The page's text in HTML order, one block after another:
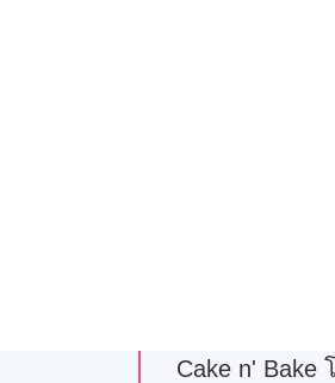
Cake n' Bake